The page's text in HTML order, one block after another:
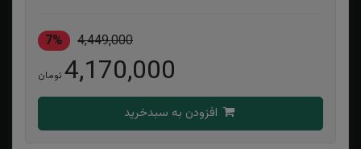
4,449,000
7%
4,170,000 تومان